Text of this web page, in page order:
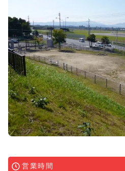
営業時間